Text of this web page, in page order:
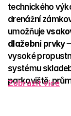
technického
drenážní
umožňuje
dlažební prvky
vysoké
systému
parkoviště,
Zobrazit více